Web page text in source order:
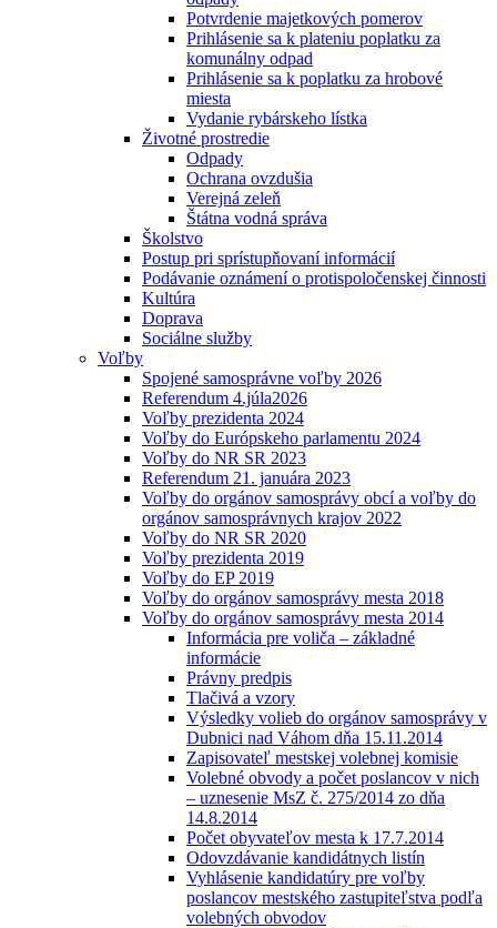
Potvrdenie majetkových pomerov
Prihlásenie sa k plateniu poplatku za
komunálny odpad
Prihlásenie sa k poplatku za hrobové
miesta
Vydanie rybárskeho lístka
Životné prostredie
Odpady
Ochrana ovzdušia
Verejná zeleň
Štátna vodná správa
Školstvo
Postup pri sprístupňovaní informácií
Podávanie oznámení o protispoločenskej činnosti
Kultúra
Doprava
Sociálne služby
Voľby
Spojené samosprávne voľby 2026
Referendum 4.júla2026
Voľby prezidenta 2024
Voľby do Európskeho parlamentu 2024
Voľby do NR SR 2023
Referendum 21. januára 2023
Voľby do orgánov samosprávy obcí a voľby do
orgánov samosprávnych krajov 2022
Voľby do NR SR 2020
Voľby prezidenta 2019
Voľby do EP 2019
Voľby do orgánov samosprávy mesta 2018
Voľby do orgánov samosprávy mesta 2014
Informácia pre voliča – základné
informácie
Právny predpis
Tlačivá a vzory
Výsledky volieb do orgánov samosprávy v
Dubnici nad Váhom dňa 15.11.2014
Zapisovateľ mestskej volebnej komisie
Volebné obvody a počet poslancov v nich
– uznesenie MsZ č. 275/2014 zo dňa
14.8.2014
Počet obyvateľov mesta k 17.7.2014
Odovzdávanie kandidátnych listín
Vyhlásenie kandidatúry pre voľby
poslancov mestského zastupiteľstva podľa
volebných obvodov